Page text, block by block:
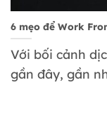
6 mẹo để Work
Với bối cảnh
gần đây, gần